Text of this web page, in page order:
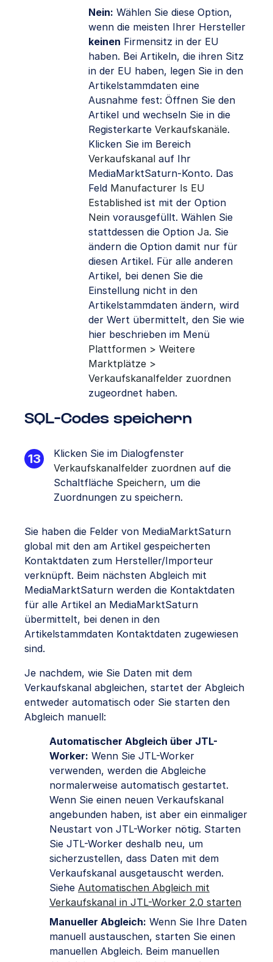
Nein: Wählen Sie diese Option,
wenn die meisten Ihrer Hersteller
keinen Firmensitz in der EU
haben. Bei Artikeln, die ihren Sitz
in der EU haben, legen Sie in den
Artikelstammdaten eine
Ausnahme fest: Öffnen Sie den
Artikel und wechseln Sie in die
Registerkarte Verkaufskanäle.
Klicken Sie im Bereich
Verkaufskanal auf Ihr
MediaMarktSaturn-Konto. Das
Feld Manufacturer Is EU
Established ist mit der Option
Nein vorausgefüllt. Wählen Sie
stattdessen die Option Ja. Sie
ändern die Option damit nur für
diesen Artikel. Für alle anderen
Artikel, bei denen Sie die
Einstellung nicht in den
Artikelstammdaten ändern, wird
der Wert übermittelt, den Sie wie
hier beschrieben im Menü
Plattformen > Weitere
Marktplätze >
Verkaufskanalfelder zuordnen
zugeordnet haben.
SQL-Codes speichern
Klicken Sie im Dialogfenster
Verkaufskanalfelder zuordnen auf die
Schaltfläche Speichern, um die
Zuordnungen zu speichern.
Sie haben die Felder von MediaMarktSaturn
global mit den am Artikel gespeicherten
Kontaktdaten zum Hersteller/Importeur
verknüpft. Beim nächsten Abgleich mit
MediaMarktSaturn werden die Kontaktdaten
für alle Artikel an MediaMarktSaturn
übermittelt, bei denen in den
Artikelstammdaten Kontaktdaten zugewiesen
sind.
Je nachdem, wie Sie Daten mit dem
Verkaufskanal abgleichen, startet der Abgleich
entweder automatisch oder Sie starten den
Abgleich manuell:
Automatischer Abgleich über JTL-
Worker: Wenn Sie JTL-Worker
verwenden, werden die Abgleiche
normalerweise automatisch gestartet.
Wenn Sie einen neuen Verkaufskanal
angebunden haben, ist aber ein einmaliger
Neustart von JTL-Worker nötig. Starten
Sie JTL-Worker deshalb neu, um
sicherzustellen, dass Daten mit dem
Verkaufskanal ausgetauscht werden.
Siehe Automatischen Abgleich mit
Verkaufskanal in JTL-Worker 2.0 starten
Manueller Abgleich: Wenn Sie Ihre Daten
manuell austauschen, starten Sie einen
manuellen Abgleich. Beim manuellen